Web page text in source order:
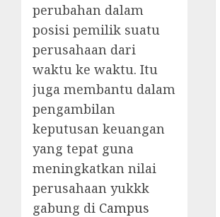
perubahan dalam
posisi pemilik suatu
perusahaan dari
waktu ke waktu. Itu
juga membantu dalam
pengambilan
keputusan keuangan
yang tepat guna
meningkatkan nilai
perusahaan yukkk
gabung di Campus